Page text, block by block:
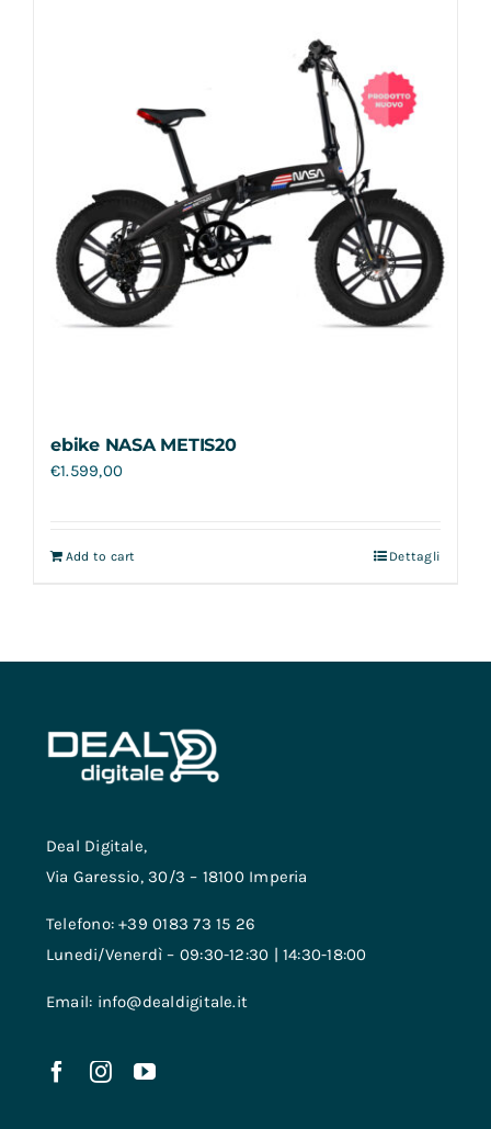
ebike NASA METIS20
€1.599,00
Add to cart Dettagli
Deal Digitale,
Via Garessio, 30/3 – 18100 Imperia
Telefono: +39 0183 73 15 26
Lunedi/Venerdì – 09:30-12:30 | 14:30-18:00
Email: info@dealdigitale.it